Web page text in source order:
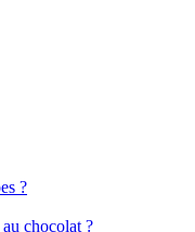
?
chocolat ?